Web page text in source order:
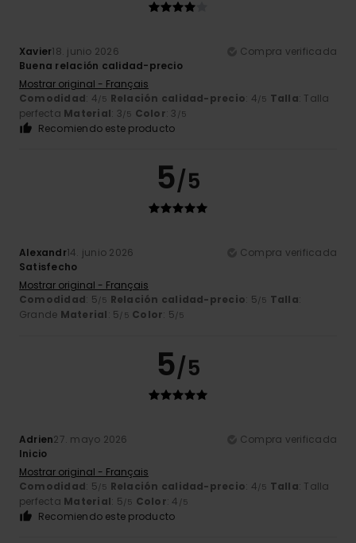
Xavier18. junio 2026
Compra verificada
Buena relación calidad-precio
Mostrar original - Français
Comodidad: 4/5 Relación calidad-precio: 4/5 Talla: Talla
perfecta Material: 3/5 Color: 3 /5
Recomiendo este producto
5/5
Alexandr14. junio 2026
Compra verificada
Satisfecho
Mostrar original - Français
Comodidad: 5/5 Relación calidad-precio: 5/5 Talla:
Grande Material: 5/5 Color: 5/5
5/5
Adrien27. mayo 2026
Compra verificada
Inicio
Mostrar original - Français
Comodidad: 5/5 Relación calidad-precio: 4/5 Talla: Talla
perfecta Material: 5/5 Color: 4 /5
Recomiendo este producto